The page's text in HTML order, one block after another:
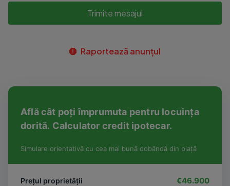
Trimite mesajul
Raportează anunțul
Află cât poți împrumuta pentru locuința
dorită. Calculator credit ipotecar.
Simulare orientativă cu cea mai bună dobândă din piață
Prețul proprietății €46.900